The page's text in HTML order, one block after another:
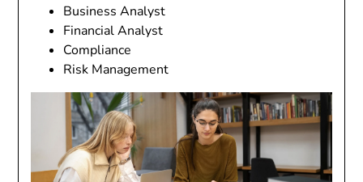
Business Analyst
Financial Analyst
Compliance
Risk Management